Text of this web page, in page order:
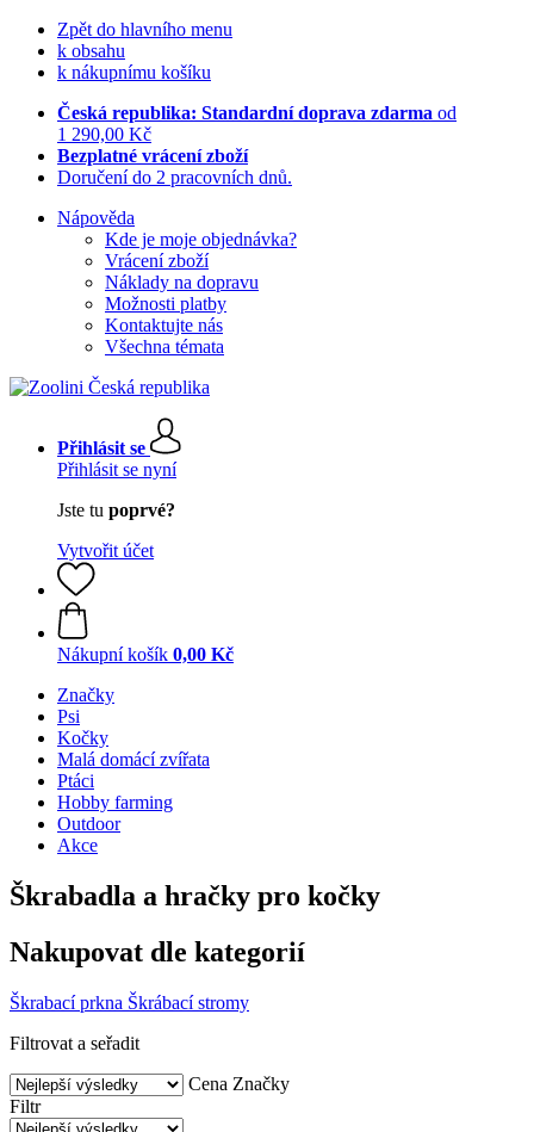
Zpět do hlavního menu
k obsahu
k nákupnímu košíku
Česká republika: Standardní doprava zdarma od
1 290,00 Kč
Bezplatné vrácení zboží
Doručení do 2 pracovních dnů.
Nápověda
Kde je moje objednávka?
Vrácení zboží
Náklady na dopravu
Možnosti platby
Kontaktujte nás
Všechna témata
Přihlásit se
Přihlásit se nyní
Jste tu poprvé?
Vytvořit účet
Nákupní košík 0,00 Kč
Značky
Psi
Kočky
Malá domácí zvířata
Ptáci
Hobby farming
Outdoor
Akce
Škrabadla a hračky pro kočky
Nakupovat dle kategorií
Škrabací prkna Škrábací stromy
Filtrovat a seřadit
Cena Značky
Filtr